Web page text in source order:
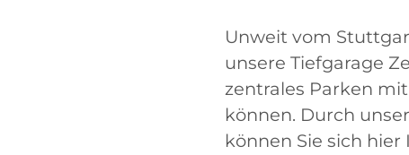
Unweit vom
unsere Tiefgarage
zentrales Parken
können. Durch
können Sie sich